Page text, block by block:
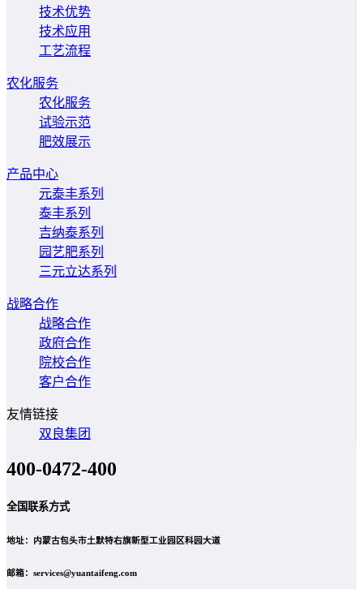
技术优势
技术应用
工艺流程
农化服务
农化服务
试验示范
肥效展示
产品中心
元泰丰系列
泰丰系列
吉纳泰系列
园艺肥系列
三元立达系列
战略合作
战略合作
政府合作
院校合作
客户合作
友情链接
双良集团
400-0472-400
全国联系方式
地址：内蒙古包头市土默特右旗新型工业园区科园大道
邮箱：services@yuantaifeng.com